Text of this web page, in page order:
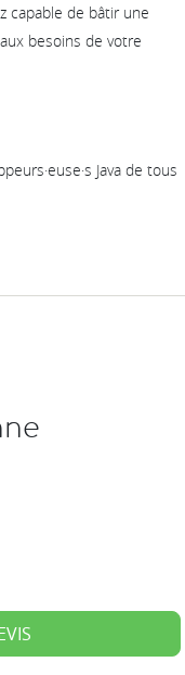
capable de bâtir une
besoins de votre
Java de tous